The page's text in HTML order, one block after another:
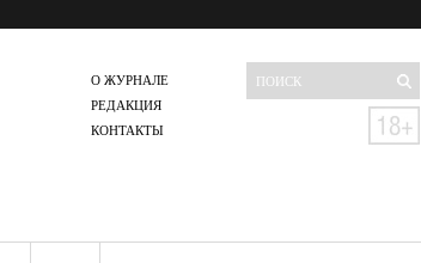
О ЖУРНАЛЕ
РЕДАКЦИЯ
КОНТАКТЫ